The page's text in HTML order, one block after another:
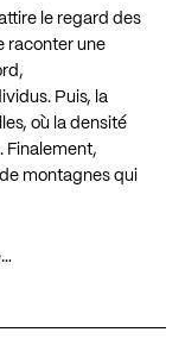
le regard des
raconter une
Puis, la
où la densité
Finalement,
montagnes qui